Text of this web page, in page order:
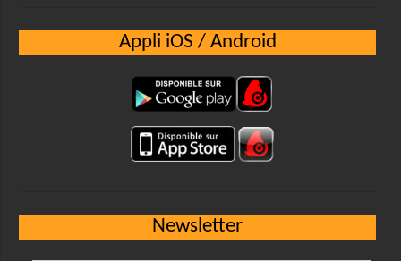
Appli iOS / Android
Newsletter